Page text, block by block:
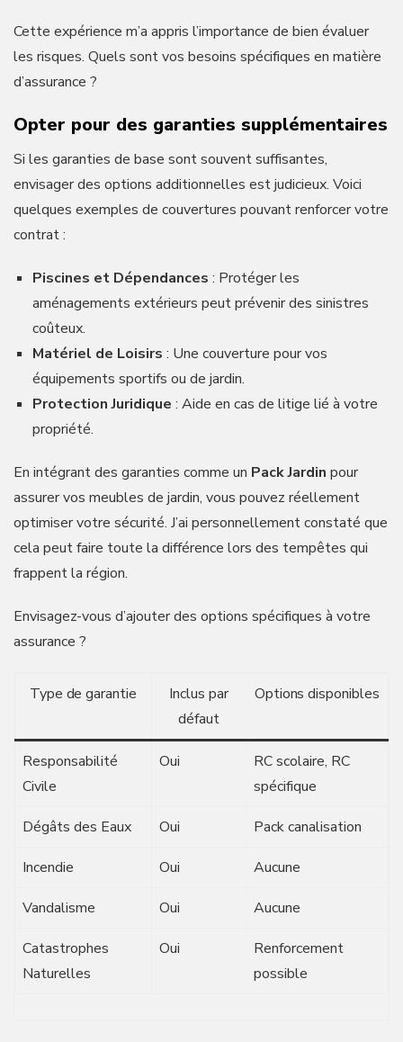
Cette expérience m’a appris l’importance de bien évaluer
les risques. Quels sont vos besoins spécifiques en matière
d’assurance ?
Opter pour des garanties supplémentaires
Si les garanties de base sont souvent suffisantes,
envisager des options additionnelles est judicieux. Voici
quelques exemples de couvertures pouvant renforcer votre
contrat :
Piscines et Dépendances : Protéger les
aménagements extérieurs peut prévenir des sinistres
coûteux.
Matériel de Loisirs : Une couverture pour vos
équipements sportifs ou de jardin.
Protection Juridique : Aide en cas de litige lié à votre
propriété.
En intégrant des garanties comme un Pack Jardin pour
assurer vos meubles de jardin, vous pouvez réellement
optimiser votre sécurité. J’ai personnellement constaté que
cela peut faire toute la différence lors des tempêtes qui
frappent la région.
Envisagez-vous d’ajouter des options spécifiques à votre
assurance ?
Type de garantie
Inclus par
défaut
Options disponibles
Responsabilité
Civile
Oui
RC scolaire, RC
spécifique
Dégâts des Eaux Oui Pack canalisation
Incendie Oui Aucune
Vandalisme Oui Aucune
Catastrophes
Naturelles
Oui
Renforcement
possible